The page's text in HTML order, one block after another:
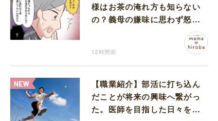
様はお茶の淹れ方も知らない
の？義母の嫌味に思わず怒り
12時間前
【職業紹介】部活に打ち込ん
だことが将来の興味へ繋がっ
た。医師を目指した日々を振